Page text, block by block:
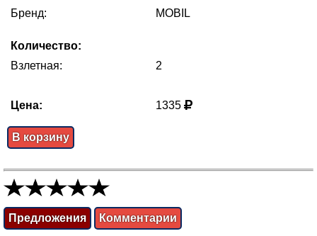
Бренд:
MOBIL
Количество:
Взлетная:
2
Цена: 1335
В корзину
Предложения Комментарии